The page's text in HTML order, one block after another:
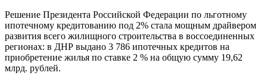
Решение Президента Российской Федерации по льготному
ипотечному кредитованию под 2% стала мощным драйвером
развития всего жилищного строительства в воссоединенных
регионах: в ДНР выдано 3 786 ипотечных кредитов на
приобретение жилья по ставке 2 % на общую сумму 19,62
млрд. рублей.